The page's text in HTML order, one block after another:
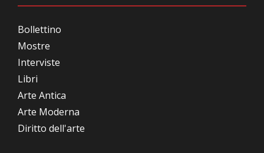
Bollettino
Mostre
Interviste
Libri
Arte Antica
Arte Moderna
Diritto dell'arte